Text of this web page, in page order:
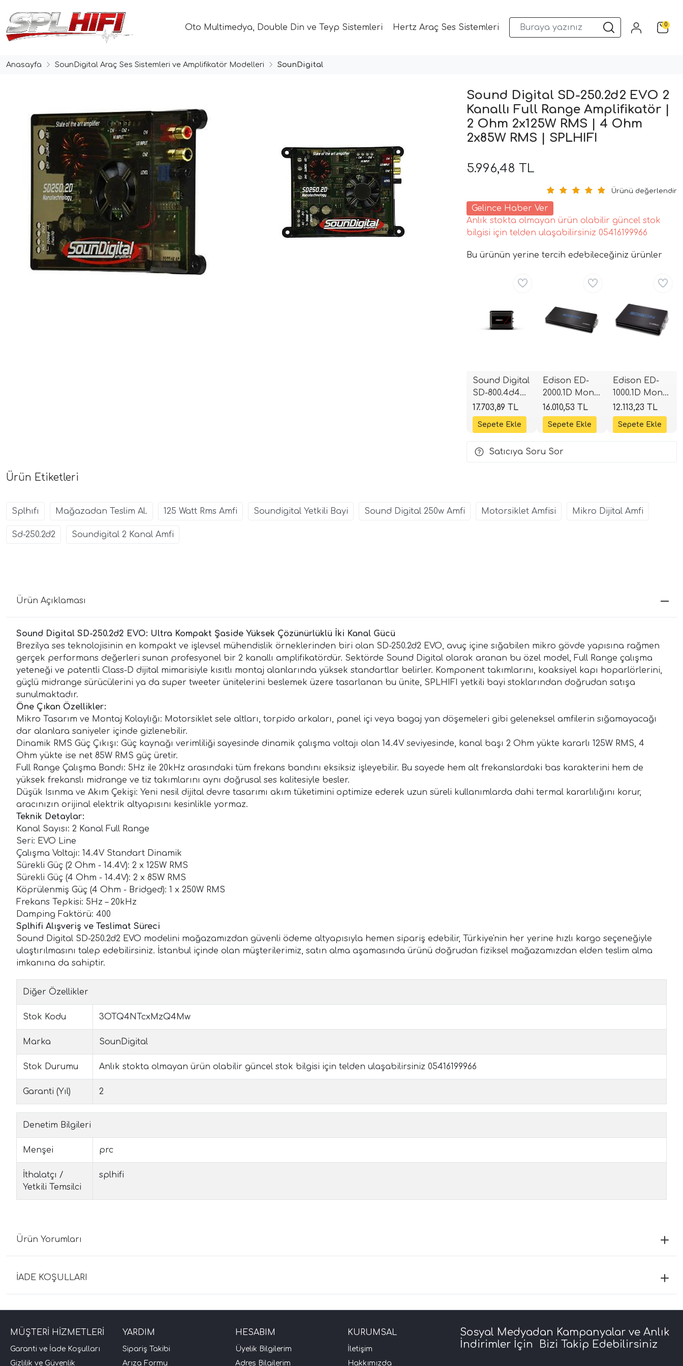
Oto Multimedya, Double Din ve Teyp Sistemleri Hertz Araç Ses Sistemleri Musway DSP ve Araç Ses Sistemleri 0
Anasayfa SounDigital Araç Ses Sistemleri ve Amplifikatör Modelleri SounDigital
Sound Digital SD-250.2d2 EVO 2
Kanallı Full Range Amplifikatör |
2 Ohm 2x125W RMS | 4 Ohm
2x85W RMS | SPLHIFI
5.996,48 TL
Ürünü değerlendir
Gelince Haber Ver
Anlık stokta olmayan ürün olabilir güncel stok
bilgisi için telden ulaşabilirsiniz 05416199966
Bu ürünün yerine tercih edebileceğiniz ürünler
Sound Digital
SD-800.4d4
EVOX2 4
Kanallı Full
Range
2 Ohm
17.703,89 TL
Edison ED-
2000.1D Mono
Blok Class-D
Amplifikatör |
2000W RMS |
16.010,53 TL
Edison ED-
1000.1D Mono
Blok Class-D
Amplifikatör |
1000W RMS |
12.113,23 TL
Satıcıya Soru Sor
Ürün Etiketleri
Splhıfı Mağazadan Teslim Al. 125 Watt Rms Amfi Soundigital Yetkili Bayi Sound Digital 250w Amfi Motorsiklet Amfisi Mikro Dijital Amfi
Sd-250.2d2 Soundigital 2 Kanal Amfi
Ürün Açıklaması
Sound Digital SD-250.2d2 EVO: Ultra Kompakt Şaside Yüksek Çözünürlüklü İki Kanal Gücü
Brezilya ses teknolojisinin en kompakt ve işlevsel mühendislik örneklerinden biri olan SD-250.2d2 EVO, avuç içine sığabilen mikro gövde yapısına rağmen
gerçek performans değerleri sunan profesyonel bir 2 kanallı amplifikatördür. Sektörde Sound Digital olarak aranan bu özel model, Full Range çalışma
yeteneği ve patentli Class-D dijital mimarisiyle kısıtlı montaj alanlarında yüksek standartlar belirler. Komponent takımlarını, koaksiyel kapı hoparlörlerini,
güçlü midrange sürücülerini ya da super tweeter ünitelerini beslemek üzere tasarlanan bu ünite, SPLHIFI yetkili bayi stoklarından doğrudan satışa
sunulmaktadır.
Öne Çıkan Özellikler:
Mikro Tasarım ve Montaj Kolaylığı: Motorsiklet sele altları, torpido arkaları, panel içi veya bagaj yan döşemeleri gibi geleneksel amfilerin sığamayacağı
dar alanlara saniyeler içinde gizlenebilir.
Dinamik RMS Güç Çıkışı: Güç kaynağı verimliliği sayesinde dinamik çalışma voltajı olan 14.4V seviyesinde, kanal başı 2 Ohm yükte kararlı 125W RMS, 4
Ohm yükte ise net 85W RMS güç üretir.
Full Range Çalışma Bandı: 5Hz ile 20kHz arasındaki tüm frekans bandını eksiksiz işleyebilir. Bu sayede hem alt frekanslardaki bas karakterini hem de
yüksek frekanslı midrange ve tiz takımlarını aynı doğrusal ses kalitesiyle besler.
Düşük Isınma ve Akım Çekişi: Yeni nesil dijital devre tasarımı akım tüketimini optimize ederek uzun süreli kullanımlarda dahi termal kararlılığını korur,
aracınızın orijinal elektrik altyapısını kesinlikle yormaz.
Teknik Detaylar:
Kanal Sayısı: 2 Kanal Full Range
Seri: EVO Line
Çalışma Voltajı: 14.4V Standart Dinamik
Sürekli Güç (2 Ohm - 14.4V): 2 x 125W RMS
Sürekli Güç (4 Ohm - 14.4V): 2 x 85W RMS
Köprülenmiş Güç (4 Ohm - Bridged): 1 x 250W RMS
Frekans Tepkisi: 5Hz – 20kHz
Damping Faktörü: 400
Splhifi Alışveriş ve Teslimat Süreci
Sound Digital SD-250.2d2 EVO modelini mağazamızdan güvenli ödeme altyapısıyla hemen sipariş edebilir, Türkiye'nin her yerine hızlı kargo seçeneğiyle
ulaştırılmasını talep edebilirsiniz. İstanbul içinde olan müşterilerimiz, satın alma aşamasında ürünü doğrudan fiziksel mağazamızdan elden teslim alma
imkanına da sahiptir.
Diğer Özellikler
Stok Kodu 3OTQ4NTcxMzQ4Mw
Marka SounDigital
Stok Durumu Anlık stokta olmayan ürün olabilir güncel stok bilgisi için telden ulaşabilirsiniz 05416199966
Garanti (Yıl) 2
Denetim Bilgileri
Menşei prc
İthalatçı /
Yetkili Temsilci
splhifi
Ürün Yorumları
İADE KOŞULLARI
MÜŞTERİ HİZMETLERİ
Garanti ve İade Koşulları
Gizlilik ve Güvenlik
YARDIM
Sipariş Takibi
Arıza Formu
HESABIM
Üyelik Bilgilerim
Adres Bilgilerim
KURUMSAL
İletişim
Hakkımızda
Sosyal Medyadan Kampanyalar ve Anlık
İndirimler İçin Bizi Takip Edebilirsiniz